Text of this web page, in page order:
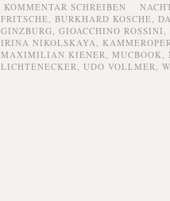
KOMMENTAR SCHREIBEN
FRITSCHE, BURKHARD KOSCHE,
GINZBURG, GIOACCHINO ROSSINI,
IRINA NIKOLSKAYA,
MAXIMILIAN KIENER, MUCBOOK,
LICHTENECKER, UDO VOLLMER,